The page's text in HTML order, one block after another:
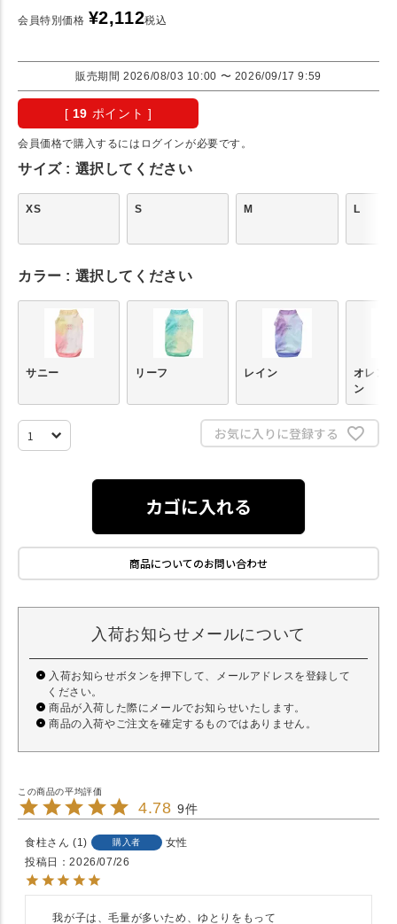
会員特別価格 ¥2,112税込
販売期間 2026/08/03 10:00 〜 2026/09/17 9:59
[ 19 ポイント ]
会員価格で購入するにはログインが必要です。
サイズ 選択してください
XS S M L
カラー 選択してください
サニー リーフ レイン
オレン
ン
お気に入りに登録する
カゴに入れる
商品についてのお問い合わせ
入荷お知らせメールについて
入荷お知らせボタンを押下して、メールアドレスを登録して
ください。
商品が入荷した際にメールでお知らせいたします。
商品の入荷やご注文を確定するものではありません。
4.78 9
食柱 1 購入者
女性
投稿日
2026/07/26
    我が子は、毛量が多いため、ゆとりをもって